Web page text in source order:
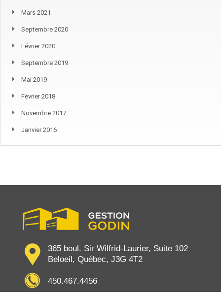
Mars 2021
Septembre 2020
Février 2020
Septembre 2019
Mai 2019
Février 2018
Novembre 2017
Janvier 2016
365 boul. Sir Wilfrid-Laurier, Suite 102
Beloeil, Québec, J3G 4T2
450.467.4456